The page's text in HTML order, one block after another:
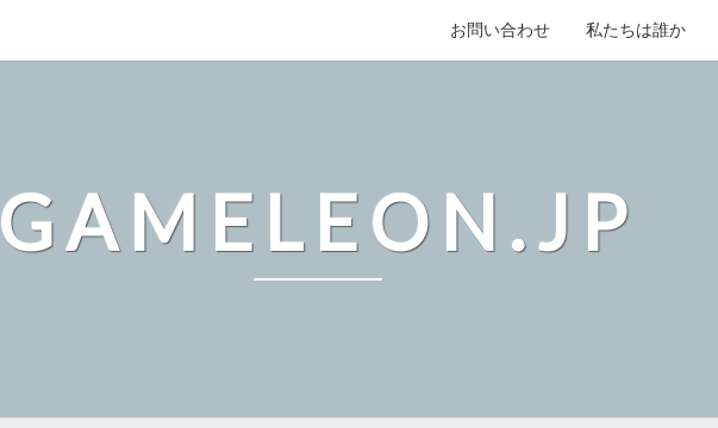
お問い合わせ 私たちは誰か
GAMELEON.JP